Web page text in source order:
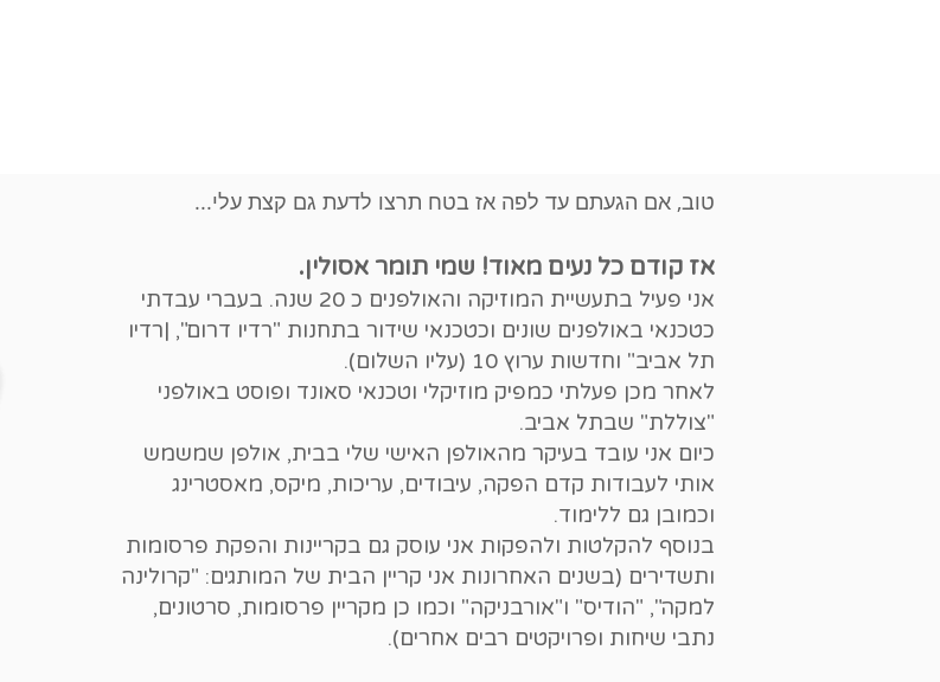
טוב, אם הגעתם עד לפה אז בטח תרצו לדעת גם קצת עלי...
אז קודם כל נעים מאוד! שמי תומר אסולין.
אני פעיל בתעשיית המוזיקה והאולפנים כ 20 שנה. בעברי עבדתי
כטכנאי באולפנים שונים וכטכנאי שידור בתחנות "רדיו דרום", |רדיו
תל אביב" וחדשות ערוץ 10 (עליו השלום).
לאחר מכן פעלתי כמפיק מוזיקלי וטכנאי סאונד ופוסט באולפני
"צוללת" שבתל אביב.
כיום אני עובד בעיקר מהאולפן האישי שלי בבית, אולפן שמשמש
אותי לעבודות קדם הפקה, עיבודים, עריכות, מיקס, מאסטרינג
וכמובן גם ללימוד.
בנוסף להקלטות ולהפקות אני עוסק גם בקריינות והפקת פרסומות
ותשדירים (בשנים האחרונות אני קריין הבית של המותגים: "קרולינה
למקה", "הודיס" ו"אורבניקה" וכמו כן מקריין פרסומות, סרטונים,
נתבי שיחות ופרויקטים רבים אחרים).